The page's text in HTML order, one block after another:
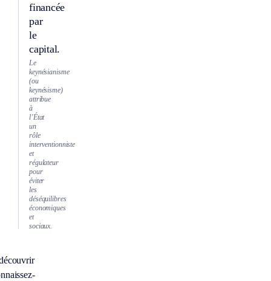
financée
par
le
capital.
Le
keynésianisme
(ou
keynésisme)
attribue
à
l’État
un
rôle
interventionniste
et
régulateur
pour
éviter
les
déséquilibres
économiques
et
sociaux.